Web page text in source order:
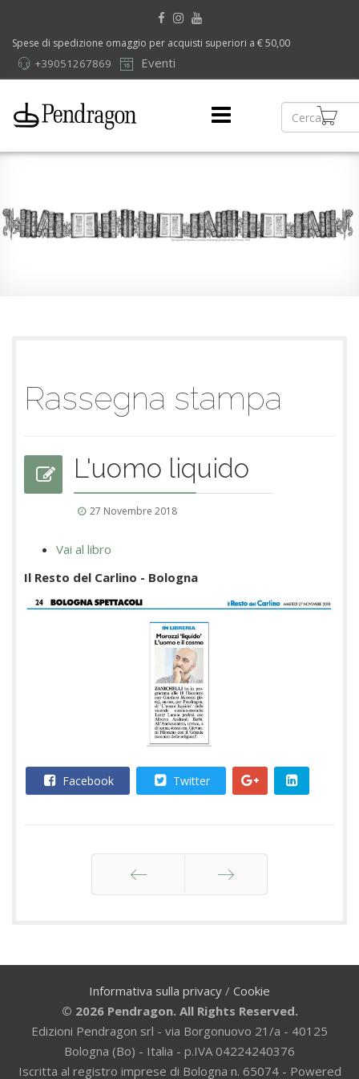
Spese di spedizione omaggio per acquisti superiori a € 50,00
Eventi
+39051267869
Rassegna stampa
L'uomo liquido
27 Novembre 2018
Vai al libro
Il Resto del Carlino - Bologna
Facebook Twitter
Informativa sulla privacy / Cookie
© 2026 Pendragon. All Rights Reserved.
Edizioni Pendragon srl - via Borgonuovo 21/a - 40125
Bologna (Bo) - Italia - p.IVA 04224240376
Iscritta al registro imprese di Bologna n. 65074 - Powered